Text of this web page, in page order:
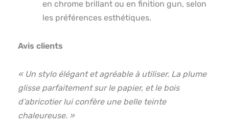
en chrome brillant ou en finition gun, selon
les préférences esthétiques.
Avis clients
« Un stylo élégant et agréable à utiliser. La plume
glisse parfaitement sur le papier, et le bois
d’abricotier lui confère une belle teinte
chaleureuse. »